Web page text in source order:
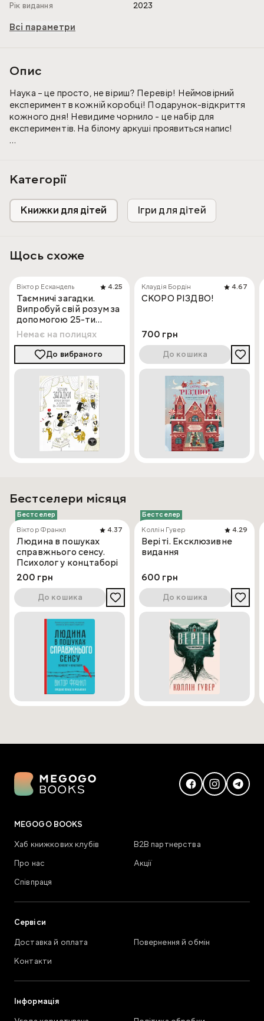
Рік видання
2023
Всі параметри
Опис
Наука – це просто, не віриш? Перевір! Неймовірний
експеримент в кожній коробці! Подарунок-відкриття
кожного дня! Невидиме чорнило - це набір для
експериментів. На білому аркуші проявиться напис!
експерименті ти зможеш самостійно створити
шпіонське невидиме чорнило.
Набір містить: хлорид кобальту, мірний стаканчик,
ватяна паличка, аркуш для напису, захисні рукавички,
Категорії
Книжки для дітей Ігри для дітей
Щось схоже
Віктор Ескандель 4.25
Таємничі загадки.
Випробуй свій розум за
допомогою 25-ти
загадкових історій
Немає на полицях
До вибраного
Клаудія Бордін 4.67
СКОРО РІЗДВО!
700 грн
До кошика
Бестселери місяця
Бестселер
Віктор Франкл
4.37
Людина в пошуках
справжнього сенсу.
Психолог у концтаборі
200 грн
До кошика
Бестселер
Коллін Гувер
4.29
Веріті. Ексклюзивне
видання
600 грн
До кошика
MEGOGO BOOKS
Хаб книжкових клубів
В2В партнерства
Про нас
Акції
Співпраця
Сервіси
Доставка й оплата
Повернення й обмін
Контакти
Інформація